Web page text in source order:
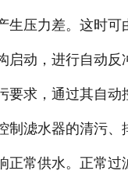
生压力差。这时可
启动，进行自动反
要求，通过其自动
制滤水器的清污、
正常供水。正常过